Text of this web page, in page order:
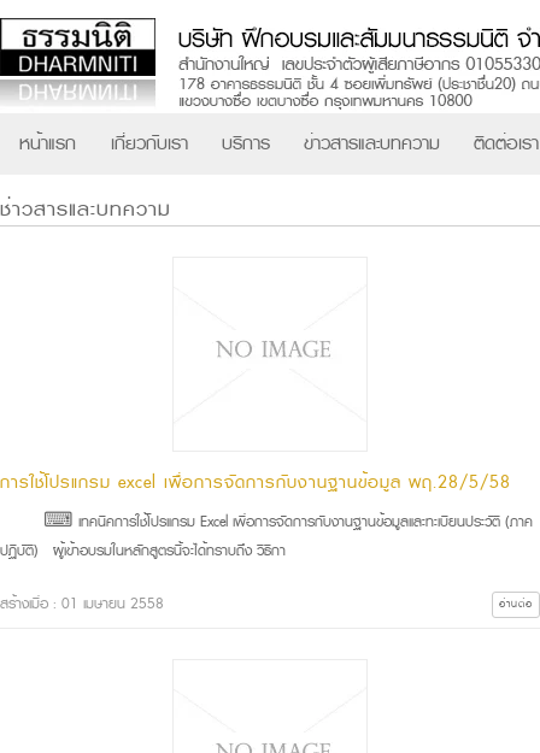
หน้าแรก เกี่ยวกับเรา บริการ ข่าวสารและบทความ ติดต่อเรา
ช่าวสารและบทความ
การใช้โปรแกรม excel เพื่อการจัดการกับงานฐานข้อมูล พฤ.28/5/58
⌨ เทคนิคการใช้โปรแกรม Excel เพื่อการจัดการกับงานฐานข้อมูลและทะเบียนประวัติ (ภาค
ปฏิบัติ) ผู้เข้าอบรมในหลักสูตรนี้จะได้ทราบถึง วิธีกา
สร้างเมื่อ : 01 เมษายน 2558 อ่านต่อ